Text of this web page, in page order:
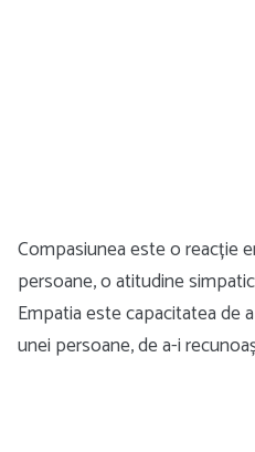
Compasiunea este o reacție
persoane, o atitudine
Empatia este capacitatea de
unei persoane, de a-i